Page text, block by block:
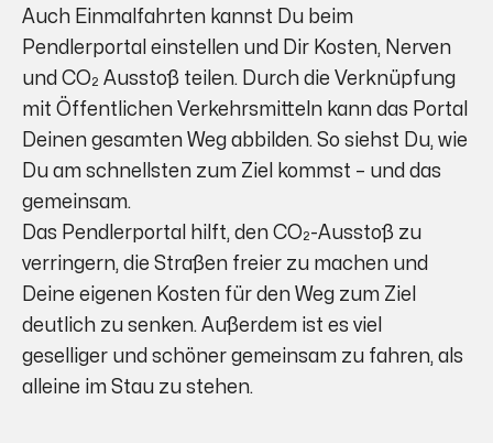
Auch Einmalfahrten kannst Du beim
Pendlerportal einstellen und Dir Kosten, Nerven
und CO₂ Ausstoß teilen. Durch die Verknüpfung
mit Öffentlichen Verkehrsmitteln kann das Portal
Deinen gesamten Weg abbilden. So siehst Du, wie
Du am schnellsten zum Ziel kommst – und das
gemeinsam.
Das Pendlerportal hilft, den CO₂-Ausstoß zu
verringern, die Straßen freier zu machen und
Deine eigenen Kosten für den Weg zum Ziel
deutlich zu senken. Außerdem ist es viel
geselliger und schöner gemeinsam zu fahren, als
alleine im Stau zu stehen.